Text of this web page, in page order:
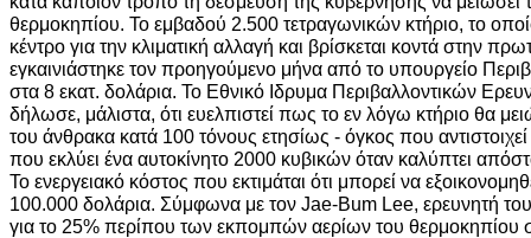
θερμοκηπίου. Το εμβαδού 2.500 τετραγωνικών κτήριο, το
κέντρο για την κλιματική αλλαγή και βρίσκεται κοντά στην
εγκαινιάστηκε τον προηγούμενο μήνα από το υπουργείο
στα 8 εκατ. δολάρια. Το Εθνικό Ιδρυμα Περιβαλλοντικών
δήλωσε, μάλιστα, ότι ευελπιστεί πως το εν λόγω κτήριο θα
του άνθρακα κατά 100 τόνους ετησίως - όγκος που
που εκλύει ένα αυτοκίνητο 2000 κυβικών όταν καλύπτει
Το ενεργειακό κόστος που εκτιμάται ότι μπορεί να
100.000 δολάρια. Σύμφωνα με τον Jae-Bum Lee, ερευνητή του
για το 25% περίπου των εκπομπών αερίων του θερμοκηπίου